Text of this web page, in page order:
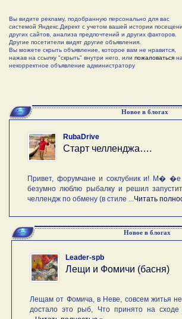
Вы видите рекламу, подобранную персонально для вас
системой Яндекс.Директ с учетом вашей истории
других сайтов, анализа предпочтений и других факторов.
Другие посетители видят другие объявления.
Вы можете скрыть объявление, которое вам не нравится,
нажав на ссылку "скрыть" внутри него, или пожаловаться
некорректное объявление администратору
Новое в блогах
RubaDrive
Старт челленджа….
Привет, форумчане и соклубник и! М� �е
безумно люблю рыбалку и решил
челлендж по обмену (в стиле ...Читать
Новое в блогах
Leader-spb
Лещи и Фомичи (басня)
Лещам от Фомича, в Неве, совсем житья
достало это рыб, Что принято на